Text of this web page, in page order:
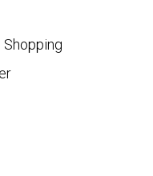
Shopping